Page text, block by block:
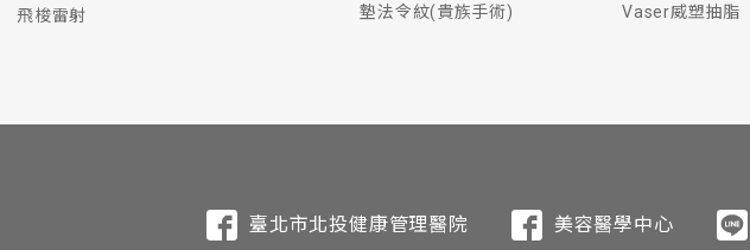
飛梭雷射
墊法令紋(貴族手術)
Vaser威塑抽脂
臺北市北投健康管理醫院 美容醫學中心